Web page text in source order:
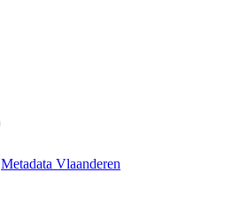
Metadata Vlaanderen